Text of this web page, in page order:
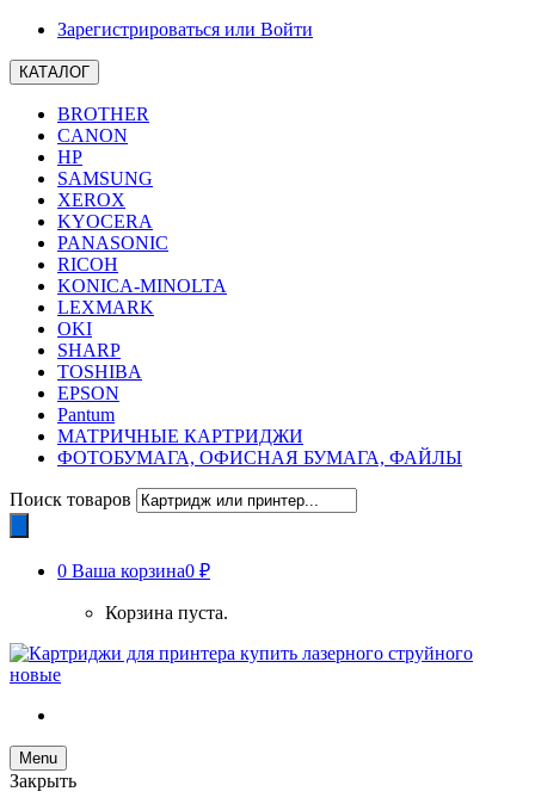
Зарегистрироваться или Войти
КАТАЛОГ
BROTHER
CANON
HP
SAMSUNG
XEROX
KYOCERA
PANASONIC
RICOH
KONICA-MINOLTA
LEXMARK
OKI
SHARP
TOSHIBA
EPSON
Pantum
МАТРИЧНЫЕ КАРТРИДЖИ
ФОТОБУМАГА, ОФИСНАЯ БУМАГА, ФАЙЛЫ
Поиск товаров
0 Ваша корзина0 ₽
Корзина пуста.
Menu
Закрыть